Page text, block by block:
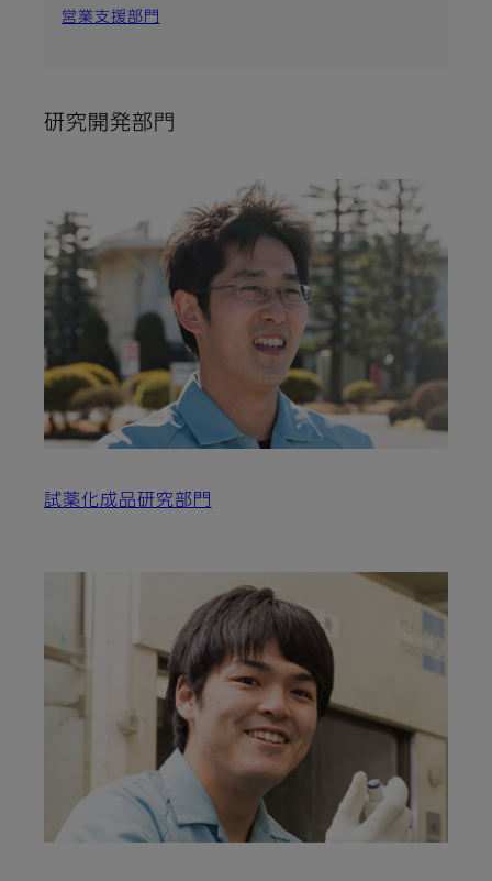
営業支援部門
研究開発部門
試薬化成品研究部門